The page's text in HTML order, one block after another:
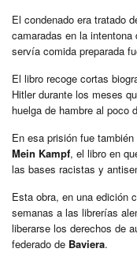
El condenado era tratado
camaradas en la
servía comida preparada
El libro recoge cortas
Hitler durante los meses
huelga de hambre al poco
En esa prisión fue
Mein Kampf, el libro en
las bases racistas y
Esta obra, en una edición
semanas a las librerías
liberarse los derechos de
federado de Baviera.